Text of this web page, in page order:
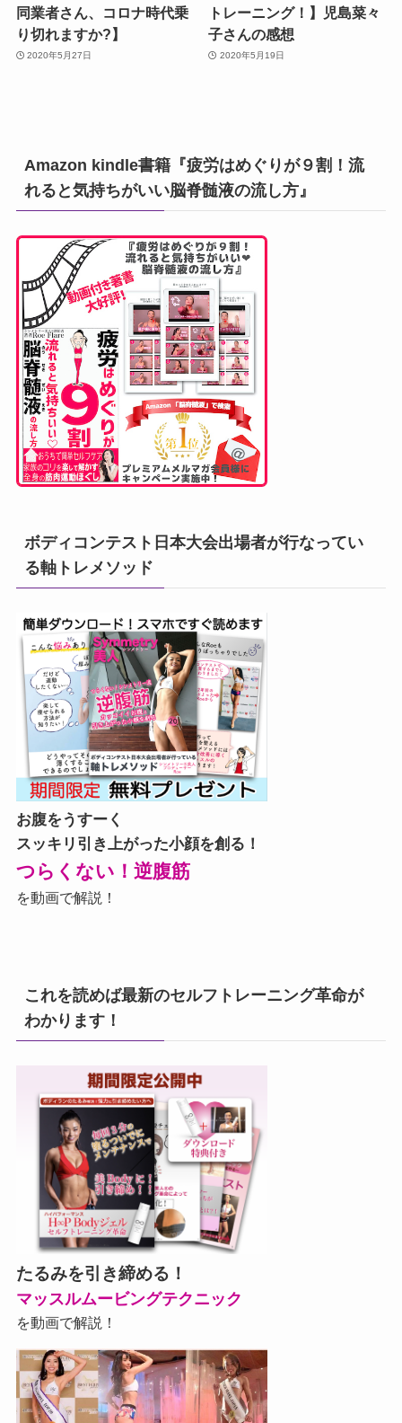
同業者さん、コロナ時代乗
り切れますか?】
2020年5月27日
トレーニング！】児島菜々
子さんの感想
2020年5月19日
Amazon kindle書籍『疲労はめぐりが９割！流
れると気持ちがいい脳脊髄液の流し方』
ボディコンテスト日本大会出場者が行なってい
る軸トレメソッド
お腹をうすーく
スッキリ引き上がった小顔を創る！
つらくない！逆腹筋
を動画で解説！
これを読めば最新のセルフトレーニング革命が
わかります！
たるみを引き締める！
マッスルムービングテクニック
を動画で解説！